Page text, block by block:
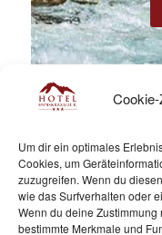
Um dir ein optimales
Cookies, um
zuzugreifen. Wenn du
wie das Surfverhalten oder
Wenn du deine
bestimmte Merkmale und